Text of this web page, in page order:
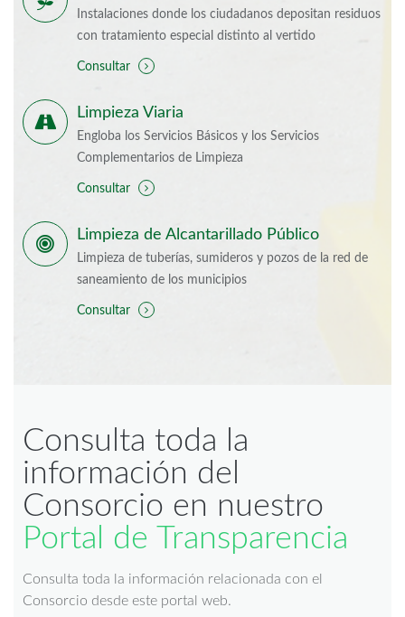
Instalaciones donde los ciudadanos depositan residuos
con tratamiento especial distinto al vertido
Consultar
Limpieza Viaria
Engloba los Servicios Básicos y los Servicios
Complementarios de Limpieza
Consultar
Limpieza de Alcantarillado Público
Limpieza de tuberías, sumideros y pozos de la red de
saneamiento de los municipios
Consultar
Consulta toda la
información del
Consorcio en nuestro
Portal de Transparencia
Consulta toda la información relacionada con el
Consorcio desde este portal web.